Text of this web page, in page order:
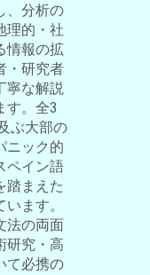
、分析の
理的・社
情報の拡
・研究者
寧な解説
す。全3
ぶ大部の
ニック的
ペイン語
踏まえた
ます。
法の両面
研究・高
て必携の